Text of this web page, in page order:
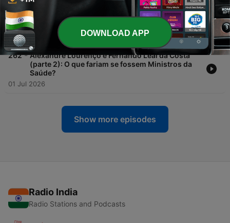
263 - Rita de La Feria (parte 1): O fascinante (mesmo!)
mundo dos impostos
15 Jul 2026
262 - Alexandre Lourenço e Fernando Leal da Costa
(parte 2): O que fariam se fossem Ministros da
Saúde?
01 Jul 2026
Show more episodes
Radio India
Radio Stations and Podcasts
DOWNLOAD APP